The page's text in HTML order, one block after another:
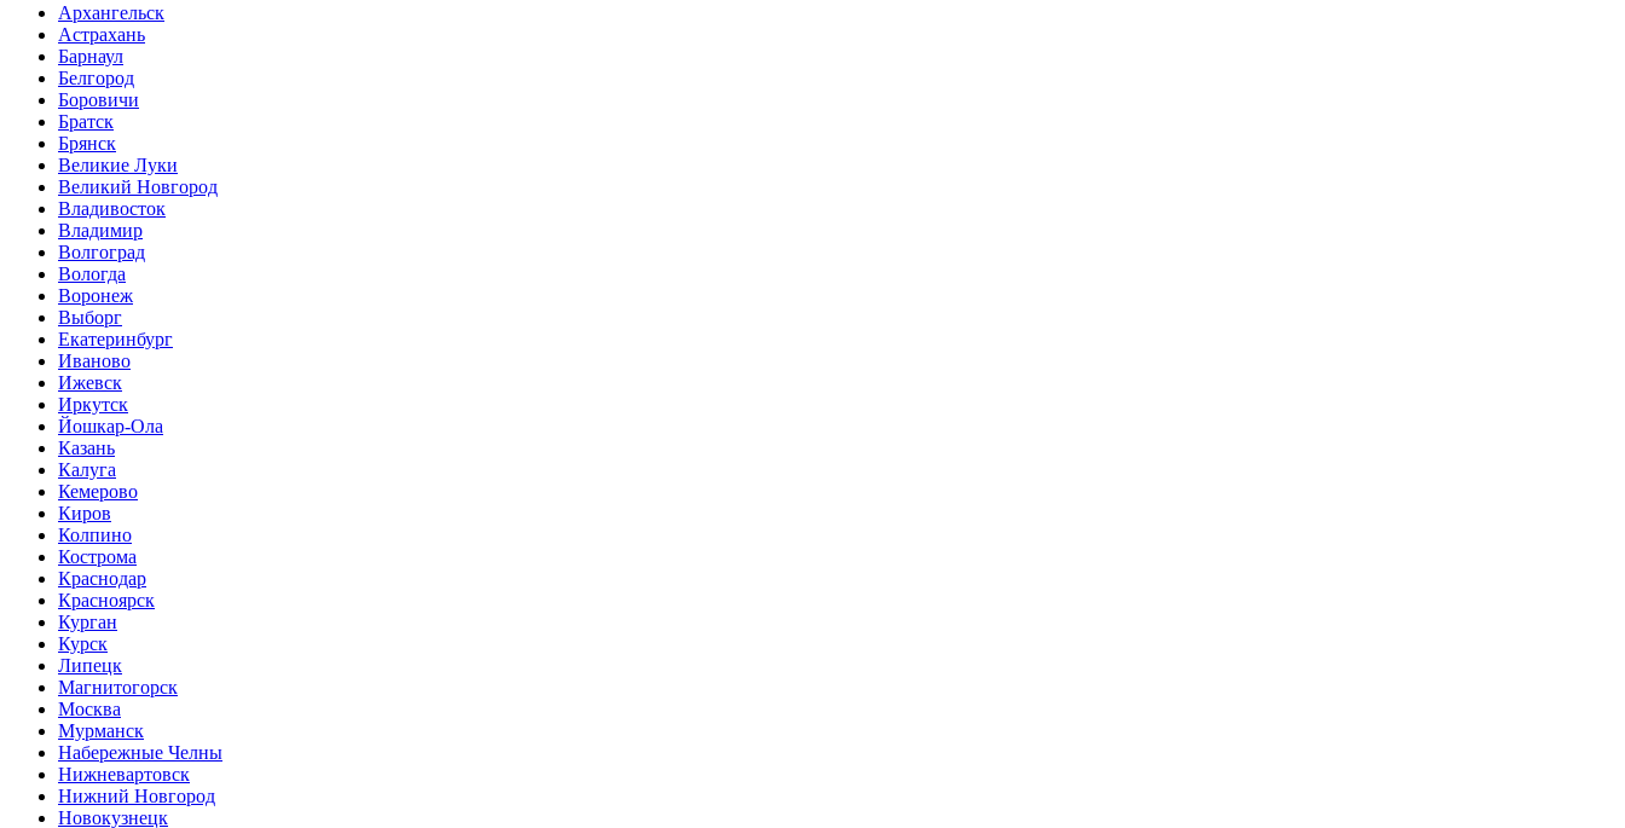
Архангельск
Астрахань
Барнаул
Белгород
Боровичи
Братск
Брянск
Великие Луки
Великий Новгород
Владивосток
Владимир
Волгоград
Вологда
Воронеж
Выборг
Екатеринбург
Иваново
Ижевск
Иркутск
Йошкар-Ола
Казань
Калуга
Кемерово
Киров
Колпино
Кострома
Краснодар
Красноярск
Курган
Курск
Липецк
Магнитогорск
Москва
Мурманск
Набережные Челны
Нижневартовск
Нижний Новгород
Новокузнецк